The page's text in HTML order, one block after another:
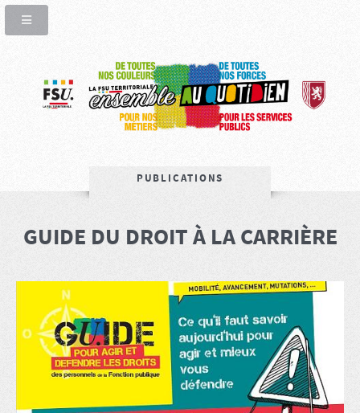
PUBLICATIONS
GUIDE DU DROIT À LA CARRIÈRE